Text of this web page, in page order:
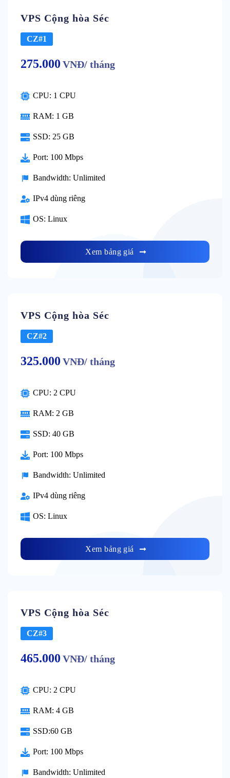
VPS Cộng hòa Séc
CZ#1
275.000 VNĐ/ tháng
CPU: 1 CPU
RAM: 1 GB
SSD: 25 GB
Port: 100 Mbps
Bandwidth: Unlimited
IPv4 dùng riêng
OS: Linux
Xem bảng giá
VPS Cộng hòa Séc
CZ#2
325.000 VNĐ/ tháng
CPU: 2 CPU
RAM: 2 GB
SSD: 40 GB
Port: 100 Mbps
Bandwidth: Unlimited
IPv4 dùng riêng
OS: Linux
Xem bảng giá
VPS Cộng hòa Séc
CZ#3
465.000 VNĐ/ tháng
CPU: 2 CPU
RAM: 4 GB
SSD:60 GB
Port: 100 Mbps
Bandwidth: Unlimited